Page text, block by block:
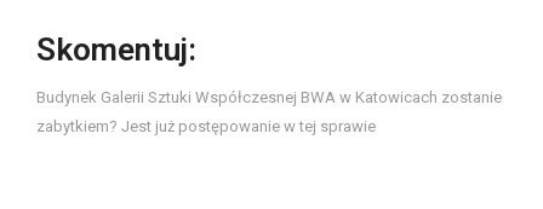
Skomentuj:
Budynek Galerii Sztuki Współczesnej BWA w Katowicach zostanie
zabytkiem? Jest już postępowanie w tej sprawie